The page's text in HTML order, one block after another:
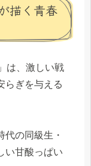
描く青春
は、激しい戦
らぎを与える
の同級生・
い甘酸っぱい